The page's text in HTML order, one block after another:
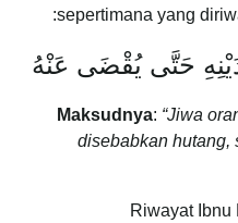
sepertimana yang
حَتَّى يُقْضَى عَنْهُ
Maksudnya: “Jiwa
disebabkan hutang,
Riwayat Ibnu